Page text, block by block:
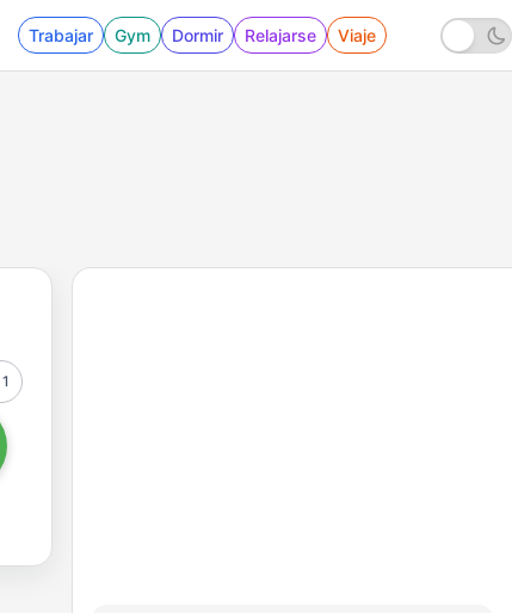
Trabajar Gym Dormir Relajarse Viaje
1